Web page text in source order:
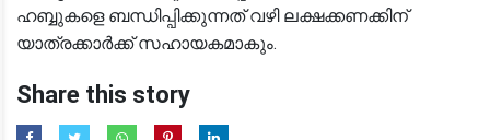
ഹബ്ബുകളെ ബന്ധിപ്പിക്കുന്നത് വഴി ലക്ഷക്കണക്കിന്
യാത്രക്കാർക്ക് സഹായകമാകും.
Share this story